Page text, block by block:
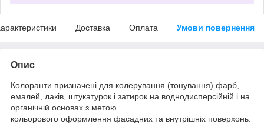
Доставка Оплата Умови повернення
Опис
Колоранти призначені для колерування (тонування) фарб,
емалей, лаків, штукатурок і затирок на воднодисперсійній і на
органічній основах з метою
кольорового оформлення фасадних та внутрішніх поверхонь.